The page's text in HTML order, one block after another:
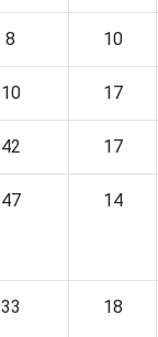
8 10
10 17
42 17
47 14
33 18